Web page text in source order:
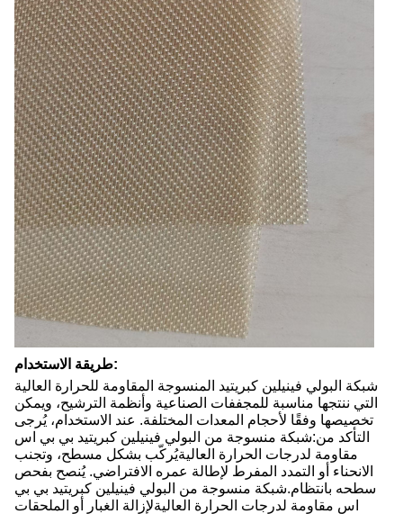
طريقة الاستخدام:
شبكة البولي فينيلين كبريتيد المنسوجة المقاومة للحرارة العالية
التي ننتجها مناسبة للمجففات الصناعية وأنظمة الترشيح، ويمكن
تخصيصها وفقًا لأحجام المعدات المختلفة. عند الاستخدام، يُرجى
التأكد من:شبكة منسوجة من البولي فينيلين كبريتيد بي بي اس
مقاومة لدرجات الحرارة العاليةيُركّب بشكل مسطح، وتجنب
الانحناء أو التمدد المفرط لإطالة عمره الافتراضي. يُنصح بفحص
سطحه بانتظام.شبكة منسوجة من البولي فينيلين كبريتيد بي بي
اس مقاومة لدرجات الحرارة العاليةلإزالة الغبار أو الملحقات